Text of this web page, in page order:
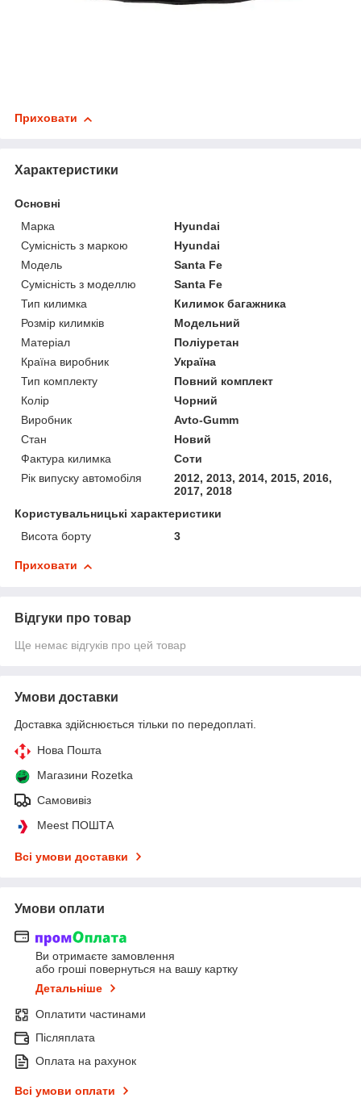
Приховати
Характеристики
Основні
Марка
Hyundai
Сумісність з маркою
Hyundai
Модель
Santa Fe
Сумісність з моделлю
Santa Fe
Тип килимка
Килимок багажника
Розмір килимків
Модельний
Матеріал
Поліуретан
Країна виробник
Україна
Тип комплекту
Повний комплект
Колір
Чорний
Виробник
Avto-Gumm
Стан
Новий
Фактура килимка
Соти
Рік випуску автомобіля
2012, 2013, 2014, 2015, 2016,
2017, 2018
Користувальницькі характеристики
Висота борту
3
Приховати
Відгуки про товар
Ще немає відгуків про цей товар
Умови доставки
Доставка здійснюється тільки по передоплаті.
Нова Пошта
Магазини Rozetka
Самовивіз
Meest ПОШТА
Всі умови доставки
Умови оплати
Ви отримаєте замовлення
або гроші повернуться на вашу картку
Детальніше
Оплатити частинами
Післяплата
Оплата на рахунок
Всі умови оплати